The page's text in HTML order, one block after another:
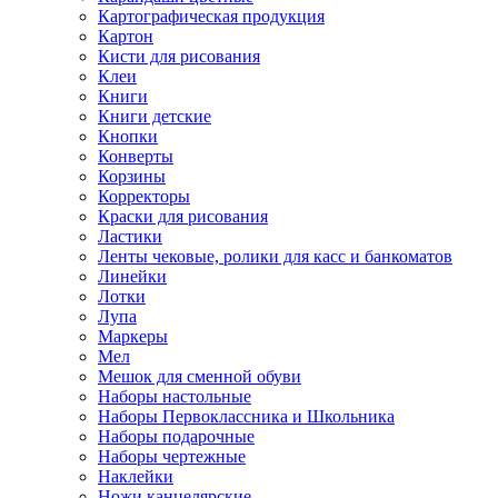
Картографическая продукция
Картон
Кисти для рисования
Клеи
Книги
Книги детские
Кнопки
Конверты
Корзины
Корректоры
Краски для рисования
Ластики
Ленты чековые, ролики для касс и банкоматов
Линейки
Лотки
Лупа
Маркеры
Мел
Мешок для сменной обуви
Наборы настольные
Наборы Первоклассника и Школьника
Наборы подарочные
Наборы чертежные
Наклейки